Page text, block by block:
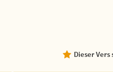
Dieser